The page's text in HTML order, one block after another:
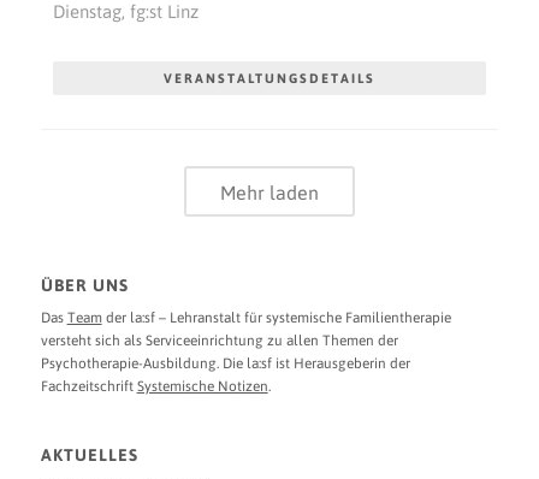
Dienstag, fg:st Linz
VERANSTALTUNGSDETAILS
Mehr laden
ÜBER UNS
Das Teamder la:sf – Lehranstalt für systemische Familientherapie
versteht sich als Serviceeinrichtung zu allen Themen der
Psychotherapie-Ausbildung. Die la:sf ist Herausgeberin der
Fachzeitschrift Systemische Notizen.
AKTUELLES